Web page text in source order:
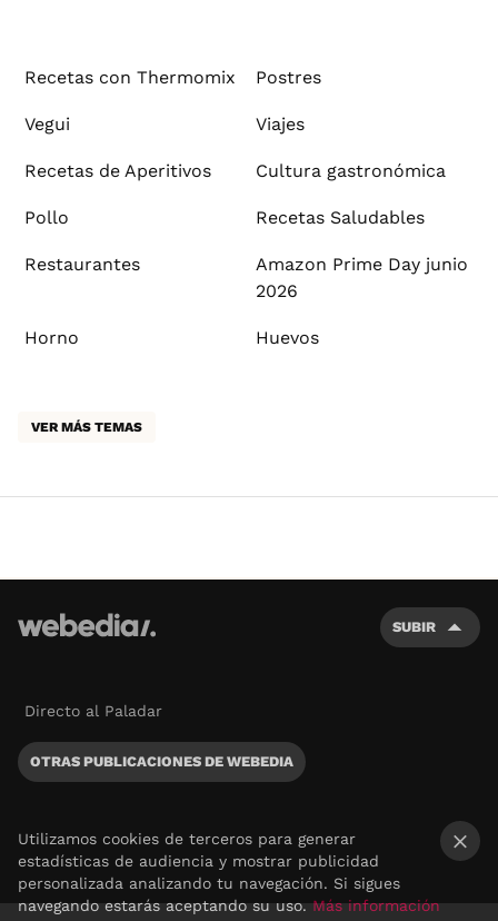
Recetas con Thermomix Postres
Vegui Viajes
Recetas de Aperitivos Cultura gastronómica
Pollo Recetas Saludables
Restaurantes
Amazon Prime Day junio
2026
Horno Huevos
VER MÁS TEMAS
SUBIR
Directo al Paladar
OTRAS PUBLICACIONES DE WEBEDIA
Utilizamos cookies de terceros para generar
estadísticas de audiencia y mostrar publicidad
personalizada analizando tu navegación. Si sigues
navegando estarás aceptando su uso.Más información